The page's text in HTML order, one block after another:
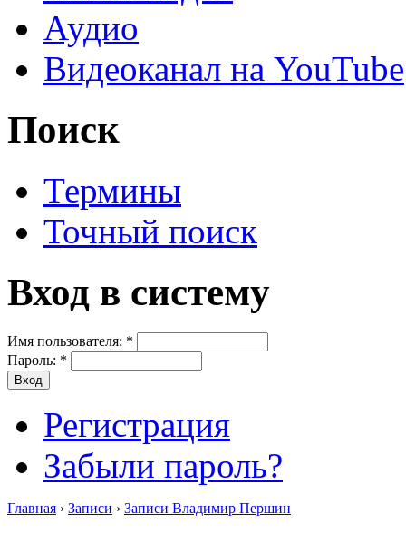
Аудио
Видеоканал на YouTube
Поиск
Термины
Точный поиск
Вход в систему
Имя пользователя: *
Пароль: *
Регистрация
Забыли пароль?
Главная › Записи › Записи Владимир Першин